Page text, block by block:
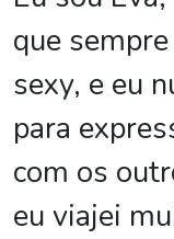
que
sexy, e eu
para
com os
eu viajei